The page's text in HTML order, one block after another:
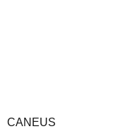
CANEUS